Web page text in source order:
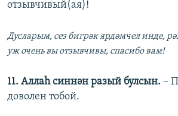
отзывчивый(ая)!
Дусларым, сез бигрәк ярдәмчел инде,
уж очень вы отзывчивы, спасибо вам!
11. Аллаһ синнән разый булсын. –
доволен тобой.